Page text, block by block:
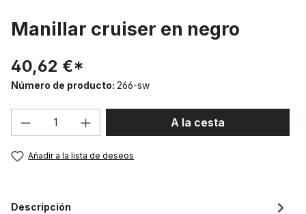
Manillar cruiser en negro
40,62 €*
Número de producto: 266-sw
Cantidad del producto: introduce la
A la cesta
Añadir a la lista de deseos
Descripción